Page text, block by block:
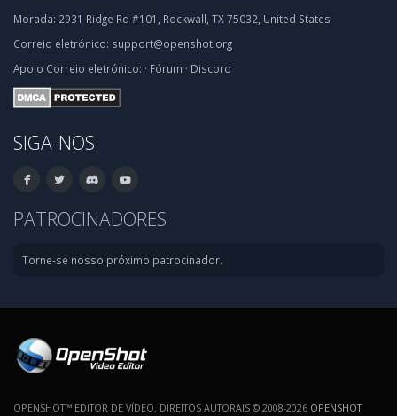
Morada: 2931 Ridge Rd #101, Rockwall, TX 75032, United States
Correio eletrónico: support@openshot.org
Apoio Correio eletrónico: · Fórum · Discord
SIGA-NOS
PATROCINADORES
Torne-se nosso próximo patrocinador.
OPENSHOT™ EDITOR DE VÍDEO. DIREITOS AUTORAIS © 2008-2026 OPENSHOT